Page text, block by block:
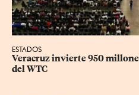
ESTADOS
Veracruz invierte 950
del WTC